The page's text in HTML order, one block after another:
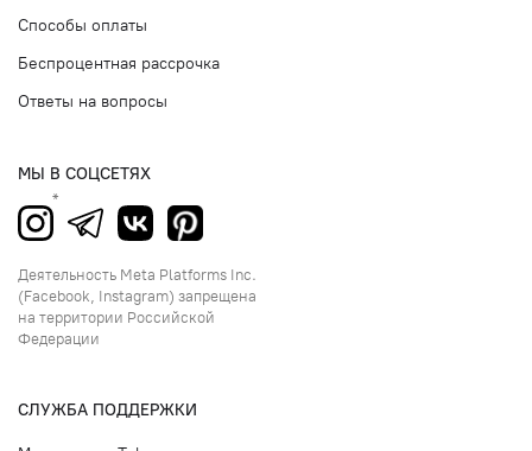
Способы оплаты
Беспроцентная рассрочка
Ответы на вопросы
МЫ В СОЦСЕТЯХ
Деятельность Meta Platforms Inc.
(Facebook, Instagram) запрещена
на территории Российской
Федерации
СЛУЖБА ПОДДЕРЖКИ